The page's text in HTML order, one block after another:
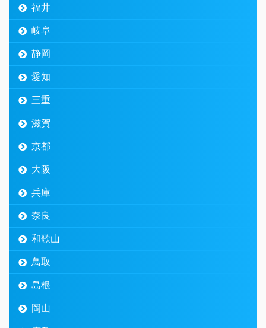
福井
岐阜
静岡
愛知
三重
滋賀
京都
大阪
兵庫
奈良
和歌山
鳥取
島根
岡山